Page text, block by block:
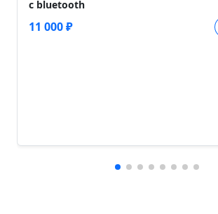
c bluetooth
11 000 ₽